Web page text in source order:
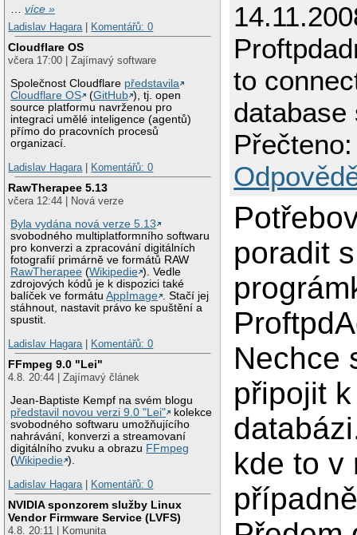
…více »
Ladislav Hagara
Komentářů: 0
Cloudflare OS
včera 17:00 | Zajímavý software
Společnost Cloudflare představila
Cloudflare OS
(GitHub ), tj. open
source platformu navrženou pro
integraci umělé inteligence (agentů)
přímo do pracovních procesů
organizací.
Ladislav Hagara
Komentářů: 0
RawTherapee 5.13
včera 12:44 | Nová verze
Byla vydána nová verze 5.13
svobodného multiplatformního softwaru
pro konverzi a zpracování digitálních
fotografií primárně ve formátů RAW
RawTherapee (Wikipedie ). Vedle
zdrojových kódů je k dispozici také
balíček ve formátuAppImage . Stačí jej
stáhnout, nastavit právo ke spuštění a
spustit.
Ladislav Hagara
Komentářů: 0
FFmpeg 9.0 "Lei"
4.8. 20:44 | Zajímavý článek
Jean-Baptiste Kempf na svém blogu
představil novou verzi 9.0 "Lei"
kolekce
svobodného softwaru umožňujícího
nahrávání, konverzi a streamovaní
digitálního zvuku a obrazu FFmpeg
(Wikipedie ).
Ladislav Hagara
Komentářů: 0
NVIDIA sponzorem služby Linux
Vendor Firmware Service (LVFS)
4.8. 20:11 | Komunita
to
database
poradit s
Nechce
připojit
kde to v